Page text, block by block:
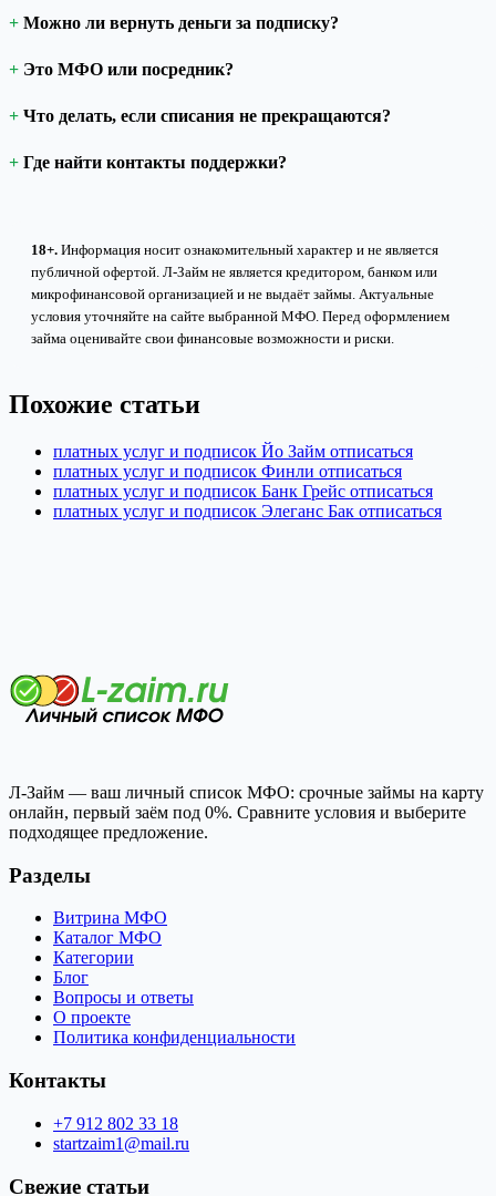
Можно ли вернуть деньги за подписку?
Это МФО или посредник?
Что делать, если списания не прекращаются?
Где найти контакты поддержки?
18+. Информация носит ознакомительный характер и не является
публичной офертой. Л-Займ не является кредитором, банком или
микрофинансовой организацией и не выдаёт займы. Актуальные
условия уточняйте на сайте выбранной МФО. Перед оформлением
займа оценивайте свои финансовые возможности и риски.
Похожие статьи
платных услуг и подписок Йо Займ отписаться
платных услуг и подписок Финли отписаться
платных услуг и подписок Банк Грейс отписаться
платных услуг и подписок Элеганс Бак отписаться
Л-Займ — ваш личный список МФО: срочные займы на карту
онлайн, первый заём под 0%. Сравните условия и выберите
подходящее предложение.
Разделы
Витрина МФО
Каталог МФО
Категории
Блог
Вопросы и ответы
О проекте
Политика конфиденциальности
Контакты
+7 912 802 33 18
startzaim1@mail.ru
Свежие статьи